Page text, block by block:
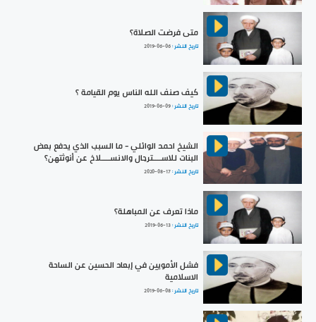
متى فرضت الصلاة؟
تاريخ النشر :2019-06-06
كيف صنف الله الناس يوم القيامة ؟
تاريخ النشر :2019-06-09
الشيخ احمد الوائلي - ما السبب الذي يدفع بعض
البنات للاســــترجال والانســــلاخ عن أنوثتهن؟
تاريخ النشر :2020-08-17
ماذا تعرف عن المباهلة؟
تاريخ النشر :2019-06-13
فشل الأمويين في إبعاد الحسين عن الساحة
الاسلامية
تاريخ النشر :2019-06-08